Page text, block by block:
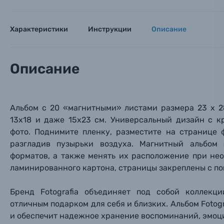
Осветительное оборудование
Фоторамки
Фотоальбомы
Книги о фотографии, альбомы известных
Характеристики Инструкции Описание
Описание
Альбом с 20 «магнитными» листами размера 23 х
13х18 и даже 15х23 см. Универсальный дизайн с
фото. Поднимите пленку, разместите на странице
разгладив пузырьки воздуха. Магнитный
форматов, а также менять их расположение при
ламинированного картона, страницы закреплены с
Бренд Fotografia объединяет под собой
отличным подарком для себя и близких. Альбом
и обеспечит надежное хранение воспоминаний,